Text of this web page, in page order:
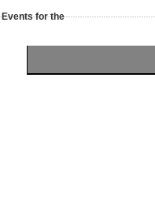
Events for the